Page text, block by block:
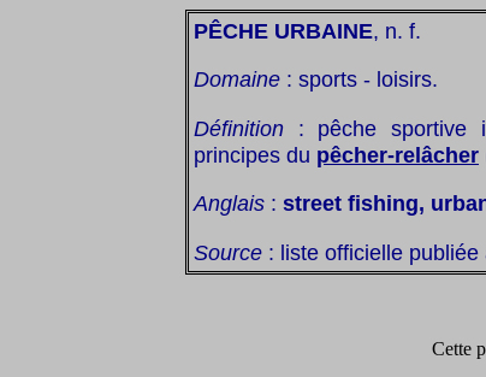
PÊCHE URBAINE, n. f.
Domaine : sports - loisirs.
Définition : pêche sportive
principes du pêcher-relâcher
Anglais : street fishing,
Source : liste officielle
Cette